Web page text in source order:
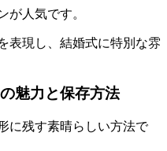
が人気です。
表現し、結婚式に特別な雰
魅力と保存方法
に残す素晴らしい方法で